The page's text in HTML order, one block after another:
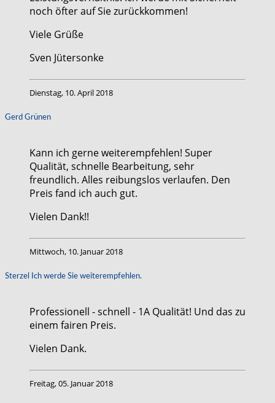
noch öfter auf Sie zurückkommen!
Viele Grüße
Sven Jütersonke
Dienstag, 10. April 2018
Gerd Grünen
Kann ich gerne weiterempfehlen! Super
Qualität, schnelle Bearbeitung, sehr
freundlich. Alles reibungslos verlaufen. Den
Preis fand ich auch gut.
Vielen Dank!!
Mittwoch, 10. Januar 2018
Sterzel Ich werde Sie weiterempfehlen.
Professionell - schnell - 1A Qualität! Und das zu
einem fairen Preis.
Vielen Dank.
Freitag, 05. Januar 2018